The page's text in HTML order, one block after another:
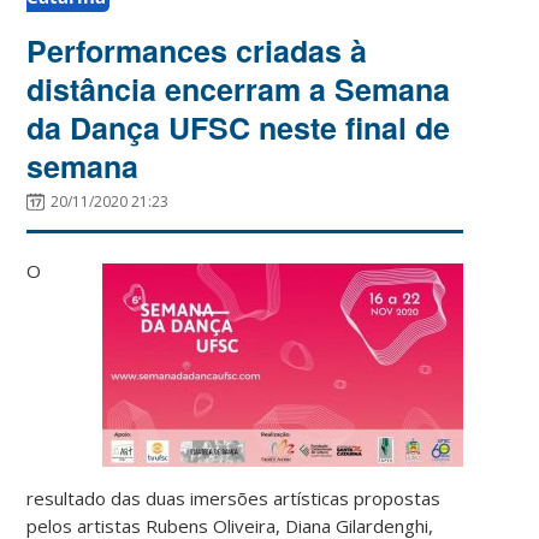
Performances criadas à
distância encerram a Semana
da Dança UFSC neste final de
semana
20/11/2020 21:23
O
resultado das duas imersões artísticas propostas
pelos artistas Rubens Oliveira, Diana Gilardenghi,